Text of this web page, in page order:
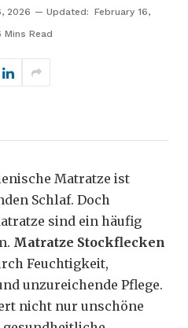
2026 Updated: February 16,
Mins Read
Matratze ist
Schlaf. Doch
sind ein häufig
Matratze Stockflecken
Feuchtigkeit,
unzureichende Pflege.
nicht nur unschöne